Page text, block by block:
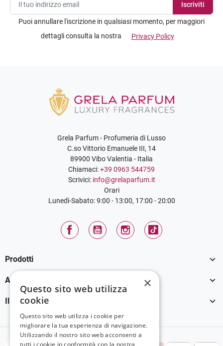
Puoi annullare l'iscrizione in qualsiasi momento, per maggiori
dettagli consulta la nostra
Privacy Policy
Grela Parfum - Profumeria di Lusso
C.so Vittorio Emanuele III, 14
89900 Vibo Valentia - Italia
Chiamaci:+39 0963 544759
Scrivici: info@grelaparfum.it
Orari
Lunedì-Sabato: 9:00 - 13:00, 17:00 - 20:00
FacebookYouTube InstagramTikTok
Prodotti 
Assistenza Clienti 
Il tuo account 
×
Questo sito web utilizza
cookie
Questo sito web utilizza i cookie per
migliorare la tua esperienza di navigazione.
Utilizzando il nostro sito web acconsenti a
tutti i cookie in conformità con la nostra